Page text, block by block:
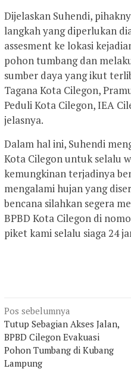
Dijelaskan Suhendi,
langkah yang diperlukan
assesment ke lokasi
pohon tumbang dan
sumber daya yang ikut
Tagana Kota Cilegon,
Peduli Kota Cilegon, IEA
jelasnya.
Dalam hal ini, Suhendi
Kota Cilegon untuk selalu
kemungkinan terjadinya
mengalami hujan yang
bencana silahkan segera
BPBD Kota Cilegon di
piket kami selalu siaga 24
Navigasi
pos
Pos sebelumnya
Tutup Sebagian Akses Jalan,
BPBD Cilegon Evakuasi
Pohon Tumbang di Kubang
Lampung